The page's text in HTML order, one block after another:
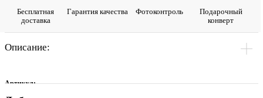
Бесплатная
доставка
Гарантия качества Фото­контроль
Подарочный
конверт
Описание:
Артикул: